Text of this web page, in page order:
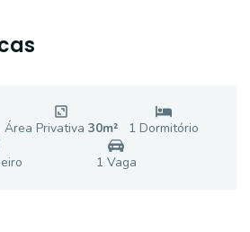
Área Privativa 30m² 1 Dormitório
1 Vaga